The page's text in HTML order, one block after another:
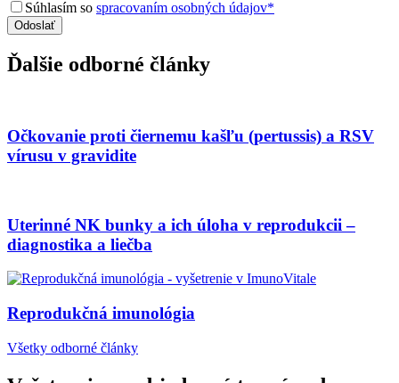
Súhlasím so spracovaním osobných údajov*
Ďalšie odborné články
Očkovanie proti čiernemu kašľu (pertussis) a RSV
vírusu v gravidite
Uterinné NK bunky a ich úloha v reprodukcii –
diagnostika a liečba
Reprodukčná imunológia
Všetky odborné články